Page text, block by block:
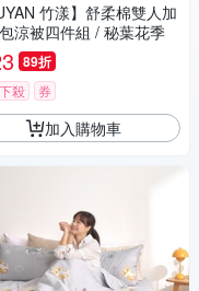
竹漾】舒柔棉雙人加
涼被四件組 / 秘葉花季
89折
殺 券
加入購物車